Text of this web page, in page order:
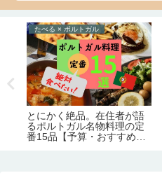
たべる × ポルトガル
とにかく絶品。在住者が語
るポルトガル名物料理の定
番15品【予算・おすすめレ